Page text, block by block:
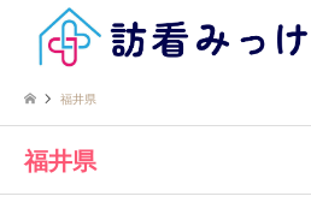
福井県
福井県